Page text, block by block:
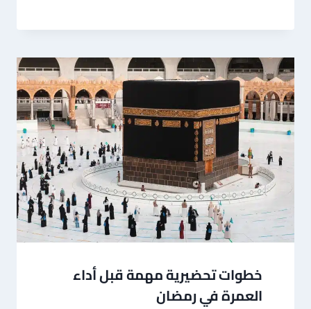
خطوات تحضيرية مهمة قبل أداء
العمرة في رمضان